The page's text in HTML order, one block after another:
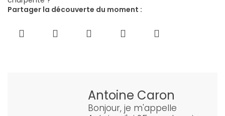
Partager la découverte du moment :
Antoine Caron
Bonjour, je m'appelle